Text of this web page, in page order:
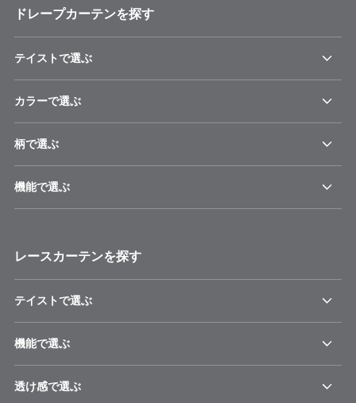
ドレープカーテンを探す
テイストで選ぶ
カラーで選ぶ
柄で選ぶ
機能で選ぶ
レースカーテンを探す
テイストで選ぶ
機能で選ぶ
透け感で選ぶ